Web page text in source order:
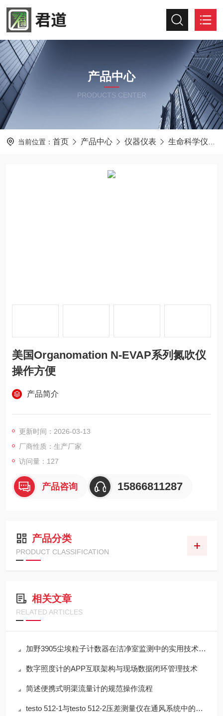
产品中心
PRODUCTS CENTER
当前位置： 首页 产品中心 仪器仪表 生命科学仪器及设备
美国Organomation N-EVAP系列氮吹仪
操作方便
产品简介
更新时间：2026-03-13
厂商性质：生产厂家
访问量：127
产品咨询 15866811287
产品分类
PRODUCT CLASSIFICATION
相关文章
RELATED ARTICLES
加野3905尘埃粒子计数器在洁净室监测中的实用技术解析
数字照度计的APP互联架构与现场数据闭环管理技术
简述便携式明渠流量计的规范操作流程
testo 512-1与testo 512-2压差测量仪在通风系统中的应用技术分析